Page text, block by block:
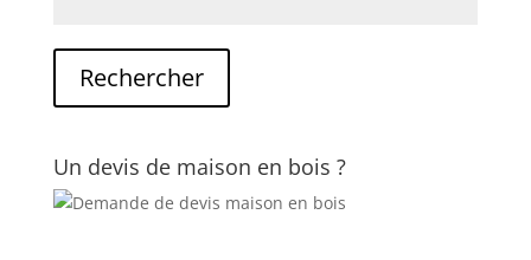
Un devis de maison en bois ?